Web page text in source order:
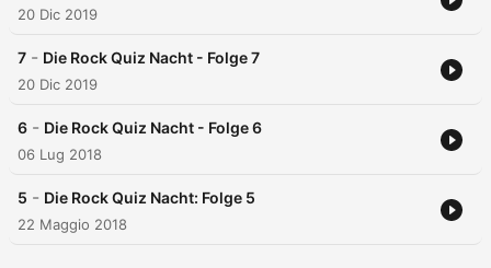
20 Dic 2019
7 - Die Rock Quiz Nacht - Folge 7
20 Dic 2019
6 - Die Rock Quiz Nacht - Folge 6
06 Lug 2018
5 - Die Rock Quiz Nacht: Folge 5
22 Maggio 2018